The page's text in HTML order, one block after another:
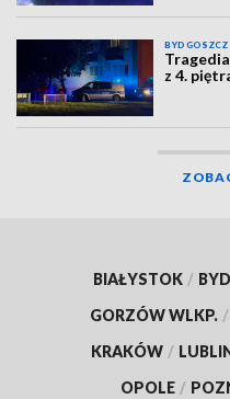
BYDGOSZCZ
z 4.
BIAŁYSTOK /
GORZÓW WLKP. /
KRAKÓW / LUBLIN
OPOLE /